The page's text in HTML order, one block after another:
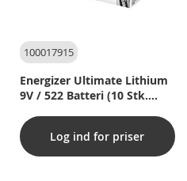
100017915
Energizer Ultimate Lithium
9V / 522 Batteri (10 Stk.
Log ind for priser